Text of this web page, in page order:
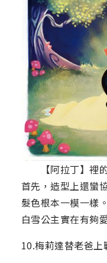
【阿拉丁】裡的
首先，造型上還蠻
髮色根本一模一樣
白雪公主實在有夠
10.梅莉達替老爸上